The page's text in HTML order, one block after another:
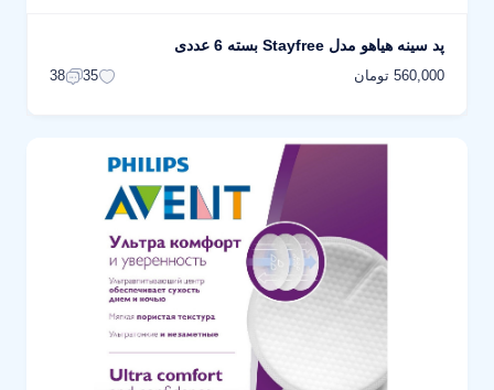
پد سینه هیاهو مدل Stayfree بسته 6 عددی
560,000 تومان 35
38